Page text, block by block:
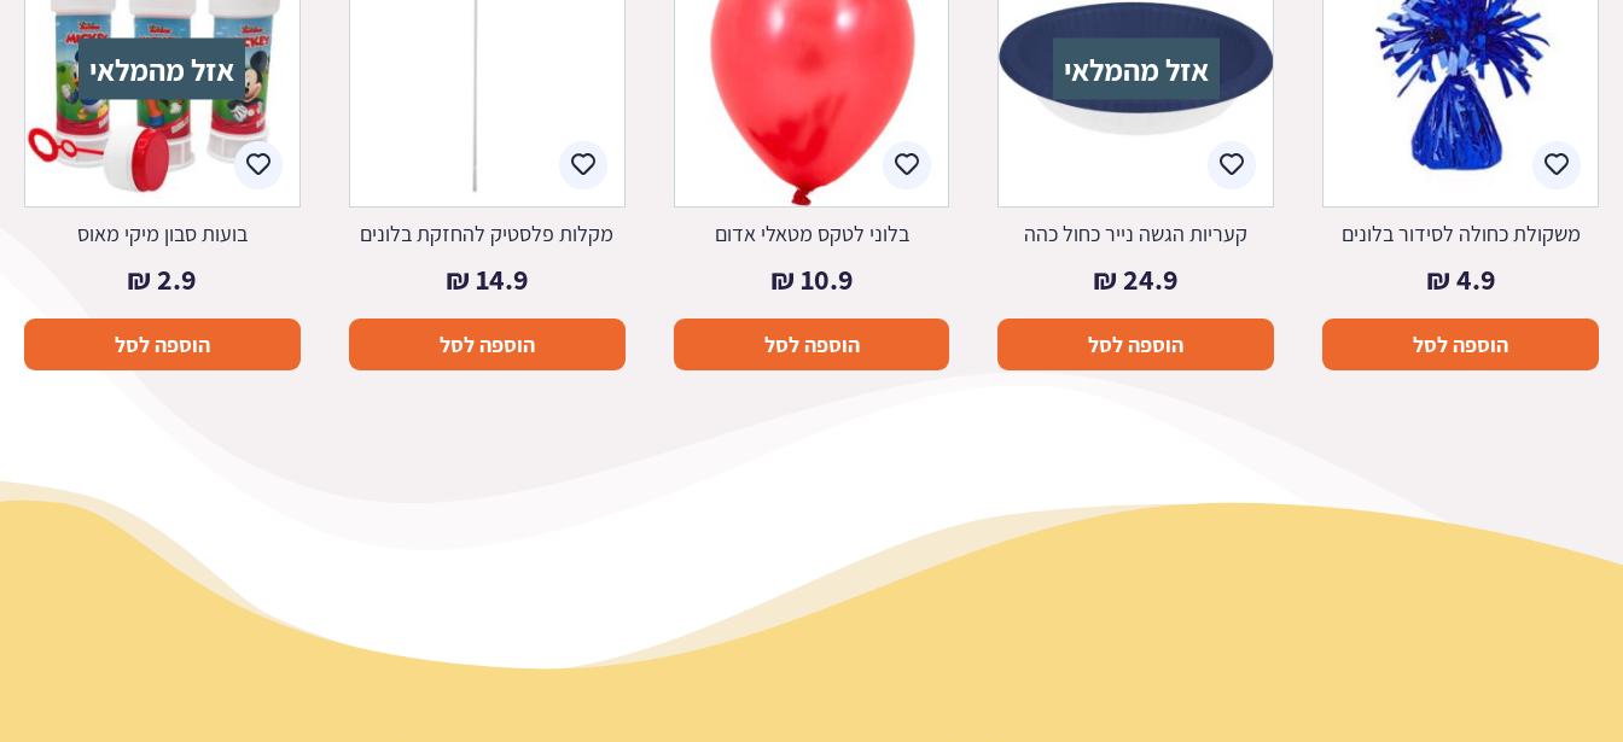
משקולת כחולה לסידור בלונים
4.9
₪
הוספה לסל
אזל מהמלאי
קעריות הגשה נייר כחול כהה
24.9
₪
הוספה לסל
בלוני לטקס מטאלי אדום
10.9
₪
הוספה לסל
מקלות פלסטיק להחזקת בלונים
14.9
₪
הוספה לסל
אזל מהמלאי
בועות סבון מיקי מאוס
2.9
₪
הוספה לסל